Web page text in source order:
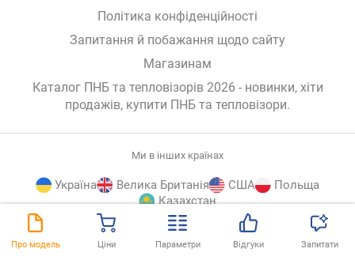
Про модель Ціни Параметри Відгуки Запитати
Політика конфіденційності
Запитання й побажання щодо сайту
Магазинам
Каталог ПНБ та тепловізорів 2026 - новинки, хіти
продажів, купити ПНБ та тепловізори.
Ми в інших країнах
Україна Велика Британія США
Польща
Казахстан
Katalog
© E-Katalog, 2026 ВГОРУ